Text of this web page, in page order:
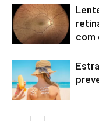
com